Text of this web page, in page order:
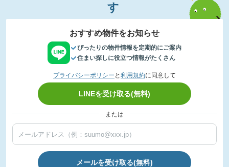
す
おすすめ物件をお知らせ
ぴったりの物件情報を定期的にご案内
住まい探しに役立つ情報がたくさん
プライバシーポリシー と 利用規約に同意して
LINEを受け取る(無料)
または
メールを受け取る(無料)